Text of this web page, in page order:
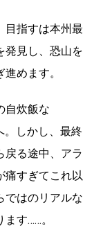
目指すは本州最
発見し、恐山を
めます。
自炊飯な
。しかし、最終
戻る途中、アラ
痛すぎてこれ以
ではのリアルな
す……。